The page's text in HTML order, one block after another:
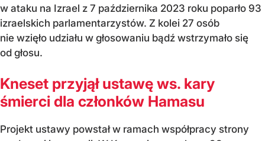
w ataku na Izrael z 7 października 2023 roku poparło 93
izraelskich parlamentarzystów. Z kolei 27 osób
nie wzięło udziału w głosowaniu bądź wstrzymało się
od głosu.
Kneset przyjął ustawę ws. kary
śmierci dla członków Hamasu
Projekt ustawy powstał w ramach współpracy strony